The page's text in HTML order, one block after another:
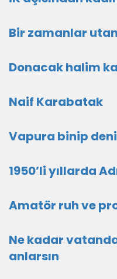
Bir zamanlar
Donacak halim
Naif Karabatak
Vapura binip
1950’li yıllarda
Amatör ruh ve
Ne kadar
anlarsın